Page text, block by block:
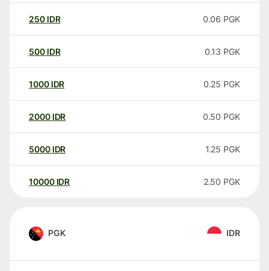
250 IDR 0.06 PGK
500 IDR 0.13 PGK
1000 IDR 0.25 PGK
2000 IDR 0.50 PGK
5000 IDR 1.25 PGK
10000 IDR 2.50 PGK
PGK IDR